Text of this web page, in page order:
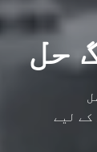
حل
کے لیے